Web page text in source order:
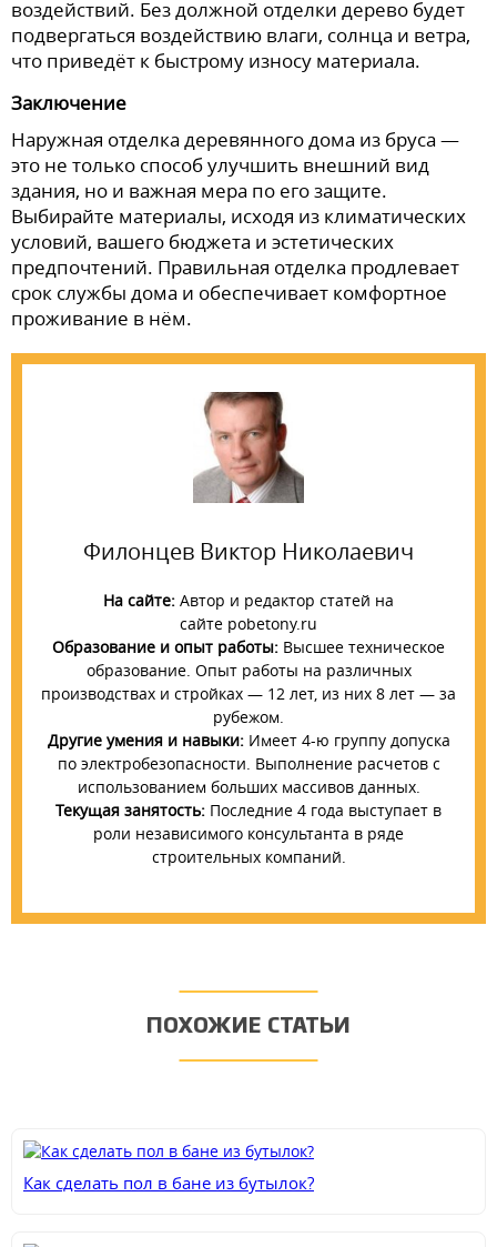
воздействий. Без должной отделки дерево будет
подвергаться воздействию влаги, солнца и ветра,
что приведёт к быстрому износу материала.
Заключение
Наружная отделка деревянного дома из бруса —
это не только способ улучшить внешний вид
здания, но и важная мера по его защите.
Выбирайте материалы, исходя из климатических
условий, вашего бюджета и эстетических
предпочтений. Правильная отделка продлевает
срок службы дома и обеспечивает комфортное
проживание в нём.
Филонцев Виктор Николаевич
На сайте: Автор и редактор статей на
сайте pobetony.ru
Образование и опыт работы: Высшее техническое
образование. Опыт работы на различных
производствах и стройках — 12 лет, из них 8 лет — за
рубежом.
Другие умения и навыки:Имеет 4-ю группу допуска
по электробезопасности. Выполнение расчетов с
использованием больших массивов данных.
Текущая занятость: Последние 4 года выступает в
роли независимого консультанта в ряде
строительных компаний.
ПОХОЖИЕ СТАТЬИ
Как сделать пол в бане из бутылок?